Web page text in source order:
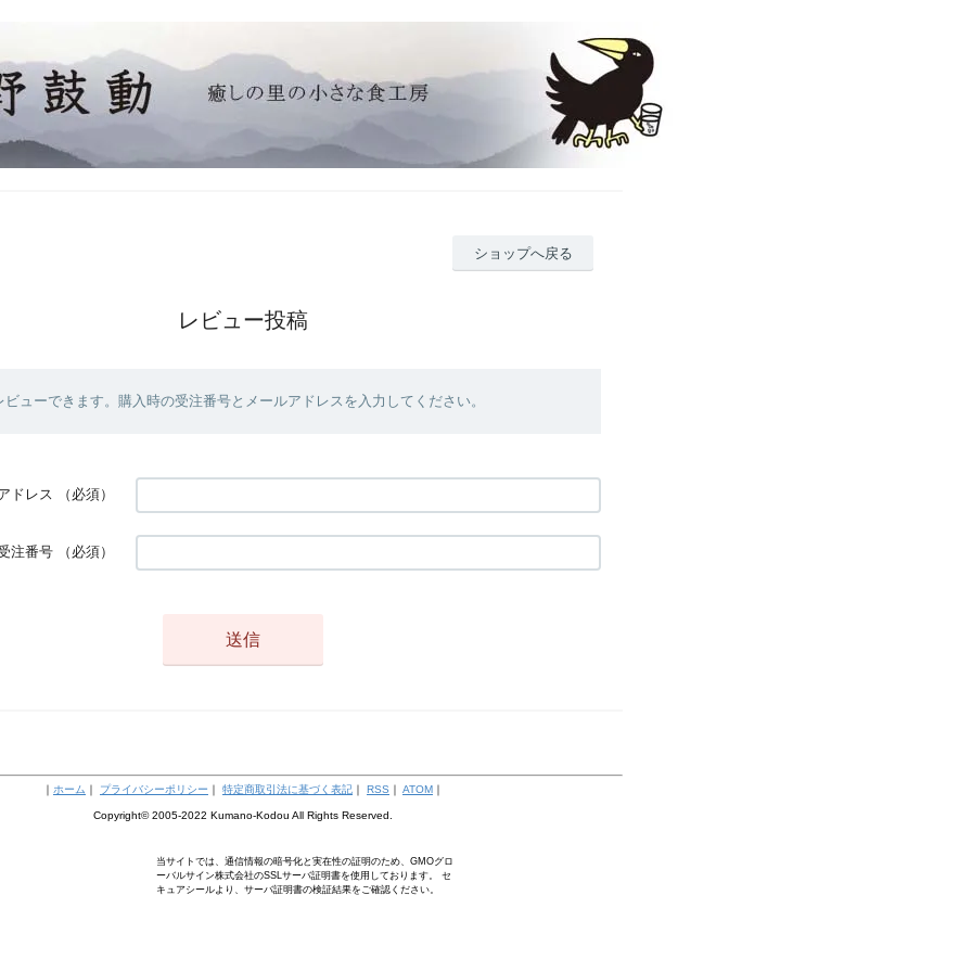
ショップへ戻る
レビュー投稿
ューできます。購入時の受注番号とメールアドレスを入力してください。
ドレス （必須）
注番号 （必須）
｜ ホーム ｜ プライバシーポリシー ｜ 特定商取引法に基づく表記 ｜ RSS ｜ ATOM ｜
Copyright© 2005-2022 Kumano-Kodou All Rights Reserved.
当サイトでは、通信情報の暗号化と実在性の証明のため、GMOグロ
ーバルサイン株式会社のSSLサーバ証明書を使用しております。 セ
キュアシールより、サーバ証明書の検証結果をご確認ください。